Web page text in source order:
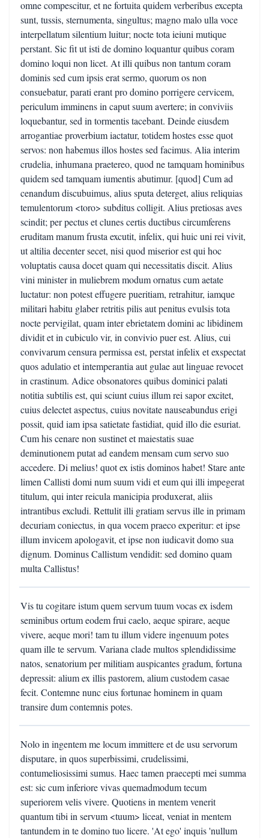
omne compescitur, et ne fortuita quidem verberibus excepta
sunt, tussis, sternumenta, singultus; magno malo ulla voce
interpellatum silentium luitur; nocte tota ieiuni mutique
perstant. Sic fit ut isti de domino loquantur quibus coram
domino loqui non licet. At illi quibus non tantum coram
dominis sed cum ipsis erat sermo, quorum os non
consuebatur, parati erant pro domino porrigere cervicem,
periculum imminens in caput suum avertere; in conviviis
loquebantur, sed in tormentis tacebant. Deinde eiusdem
arrogantiae proverbium iactatur, totidem hostes esse quot
servos: non habemus illos hostes sed facimus. Alia interim
crudelia, inhumana praetereo, quod ne tamquam hominibus
quidem sed tamquam iumentis abutimur. [quod] Cum ad
cenandum discubuimus, alius sputa deterget, alius reliquias
temulentorum <toro> subditus colligit. Alius pretiosas aves
scindit; per pectus et clunes certis ductibus circumferens
eruditam manum frusta excutit, infelix, qui huic uni rei vivit,
ut altilia decenter secet, nisi quod miserior est qui hoc
voluptatis causa docet quam qui necessitatis discit. Alius
vini minister in muliebrem modum ornatus cum aetate
luctatur: non potest effugere pueritiam, retrahitur, iamque
militari habitu glaber retritis pilis aut penitus evulsis tota
nocte pervigilat, quam inter ebrietatem domini ac libidinem
dividit et in cubiculo vir, in convivio puer est. Alius, cui
convivarum censura permissa est, perstat infelix et exspectat
quos adulatio et intemperantia aut gulae aut linguae revocet
in crastinum. Adice obsonatores quibus dominici palati
notitia subtilis est, qui sciunt cuius illum rei sapor excitet,
cuius delectet aspectus, cuius novitate nauseabundus erigi
possit, quid iam ipsa satietate fastidiat, quid illo die esuriat.
Cum his cenare non sustinet et maiestatis suae
deminutionem putat ad eandem mensam cum servo suo
accedere. Di melius! quot ex istis dominos habet! Stare ante
limen Callisti domi num suum vidi et eum qui illi impegerat
titulum, qui inter reicula manicipia produxerat, aliis
intrantibus excludi. Rettulit illi gratiam servus ille in primam
decuriam coniectus, in qua vocem praeco experitur: et ipse
illum invicem apologavit, et ipse non iudicavit domo sua
dignum. Dominus Callistum vendidit: sed domino quam
multa Callistus!
Vis tu cogitare istum quem servum tuum vocas ex isdem
seminibus ortum eodem frui caelo, aeque spirare, aeque
vivere, aeque mori! tam tu illum videre ingenuum potes
quam ille te servum. Variana clade multos splendidissime
natos, senatorium per militiam auspicantes gradum, fortuna
depressit: alium ex illis pastorem, alium custodem casae
fecit. Contemne nunc eius fortunae hominem in quam
transire dum contemnis potes.
Nolo in ingentem me locum immittere et de usu servorum
disputare, in quos superbissimi, crudelissimi,
contumeliosissimi sumus. Haec tamen praecepti mei summa
est: sic cum inferiore vivas quemadmodum tecum
superiorem velis vivere. Quotiens in mentem venerit
quantum tibi in servum <tuum> liceat, veniat in mentem
tantundem in te domino tuo licere. 'At ego' inquis 'nullum